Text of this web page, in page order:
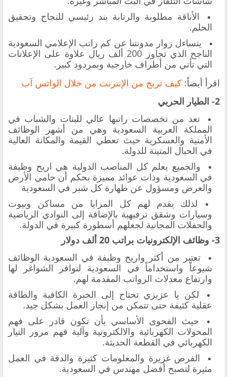
الأناقة مطلوبة والرتابة بند رئيسي للنجاح وتحقيق
الحلم.
يتساءل زوار مدونتنا عن كم راتب الإعلامي السعودية
الناجح الذي تجاوز 200 ألف ريال علاوة على الإعلانات
التي تأتي من أطراف خارجية وبمردود كبير.
اقرأ أيضاً: كيف تربح من الإنترنت من خلال الواتس آب
2- الطيار الحربي
تعد من تخصصات راتبها عالي للبنات والشباب في
المملكة العربية السعودية وهي من أشهر الوظائف
الأمنية والعسكرية حيث تعطي القيمة والمكانة العالية
في الحبال المتينة للدولة.
والجميع يعلم كل المناصب الدولية هي اريح وظيفة
في السعودية وذات عوائد مميزة بحكم أن حامي الأرض
والعرض ومسؤول عن طهارة كل شبر في السعودية
لذلك يقدم لهم كل المزايا من مساكن وبيوت
وسيارات وشقق ترفيهية بالإضافة إلى النوادي الرياضية
والحفلات المجانية لجعلهم أسطورة كبيرة في الدولة.
3- وظائف
الإلكترونيات براتب 20 ألف دولار
تعتبر من أكثر واريح وظيفة في السعودية الوظائف
شيوعاً واستخداماً في السعودية لتوافر الشواغر لها
وارتفاع معدلات الرواتب المقدمة لهم.
لكن يا عزيزي تحتاج إلى الخبرة الكافية والطاقة
عقلية كثيفة حتى تتمكن من إنجاز العمل بشكل جيد.
حيث الفحوى الأساسي بأن تكون قادر على فهم
المحولات الكهربائية والالكترونية وآلية فهم مرور التيار
الكهربائي في القطعة الحديثة.
الفرص غزيرة والمعلومات كثيرة والدقة في العمل
مثيرة لتصبح أفضل مهندس في السعودية.